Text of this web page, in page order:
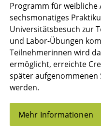
Programm für
sechsmonatiges
Universitätsbesuch zur
und Labor-Übungen
Teilnehmerinnen wird
ermöglicht, erreichte
später
werden.
Mehr Informationen